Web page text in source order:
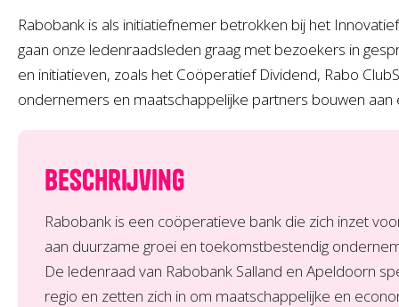
Rabobank is als initiatiefnemer betrokken bij het
gaan onze ledenraadsleden graag met bezoekers in
en initiatieven, zoals het Coöperatief Dividend, Rabo
ondernemers en maatschappelijke partners bouwen
Beschrijving
Rabobank is een coöperatieve bank die zich inzet
aan duurzame groei en toekomstbestendig
De ledenraad van Rabobank Salland en Apeldoorn
regio en zetten zich in om maatschappelijke en